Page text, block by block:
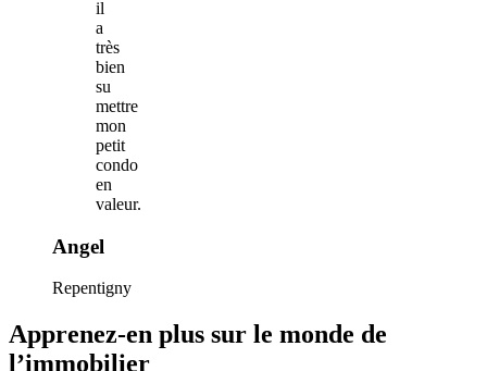
il
a
très
bien
su
mettre
mon
petit
condo
en
valeur.
Angel
Repentigny
Apprenez-en plus sur le monde de
l’immobilier